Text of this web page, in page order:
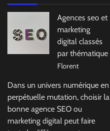
Agences seo et
marketing
digital classés
par thématique
Florent
Dans un univers numérique en
perpétuelle mutation, choisir la
bonne agence SEO ou
marketing digital peut faire